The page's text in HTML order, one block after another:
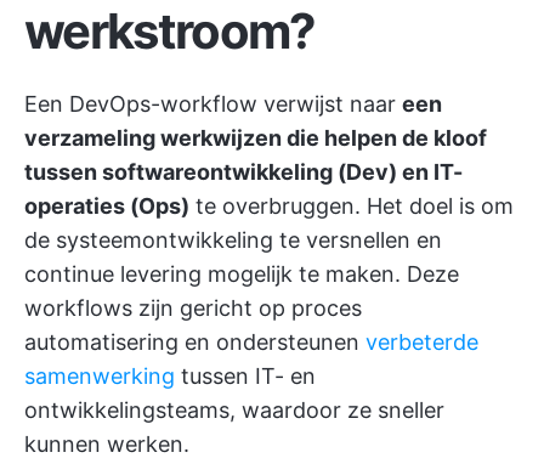
werkstroom?
Een DevOps-workflow verwijst naar een
verzameling werkwijzen die helpen de kloof
tussen softwareontwikkeling (Dev) en IT-
operaties (Ops) te overbruggen. Het doel is om
de systeemontwikkeling te versnellen en
continue levering mogelijk te maken. Deze
workflows zijn gericht op proces
automatisering en ondersteunen verbeterde
samenwerking tussen IT- en
ontwikkelingsteams, waardoor ze sneller
kunnen werken.